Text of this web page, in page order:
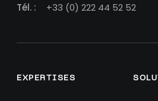
Tél. :
+33 (0) 222 44 52 52
EXPERTISES